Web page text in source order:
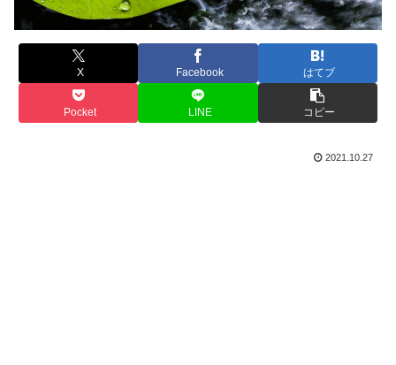
X Facebook はてブ
Pocket LINE コピー
2021.10.27